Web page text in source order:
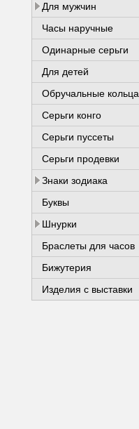
Для мужчин
Часы наручные
Одинарные серьги
Для детей
Обручальные кольца
Серьги конго
Серьги пуссеты
Серьги продевки
Знаки зодиака
Буквы
Шнурки
Браслеты для часов
Бижутерия
Изделия с выставки